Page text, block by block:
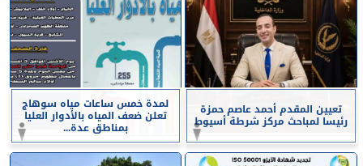
تعيين المقدم أحمد عاصم حمزة
رئيسا لمباحث مركز شرطة أسيوط
لمدة خمس ساعات مياه سوهاج
تعلن ضعف المياه بالأدوار العليا
بمناطق عدة...